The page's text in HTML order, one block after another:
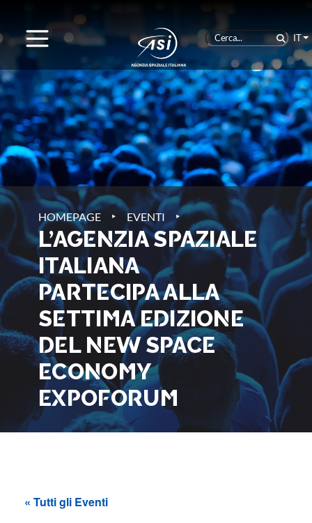
IT
HOMEPAGE ‣ EVENTI ‣
L’AGENZIA SPAZIALE
ITALIANA
PARTECIPA ALLA
SETTIMA EDIZIONE
DEL NEW SPACE
ECONOMY
EXPOFORUM
« Tutti gli Eventi